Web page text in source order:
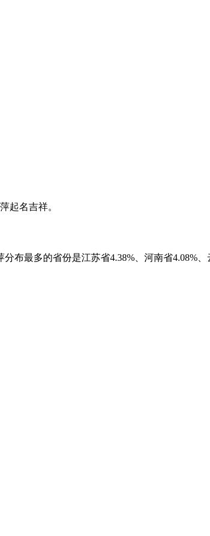
起名吉祥。
布最多的省份是江苏省4.38%、河南省4.08%、